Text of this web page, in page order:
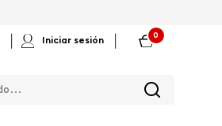
Iniciar sesión
0